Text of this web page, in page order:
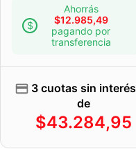
Ahorrás
$12.985,49
pagando por
transferencia
3 cuotas sin interés
de
$43.284,95